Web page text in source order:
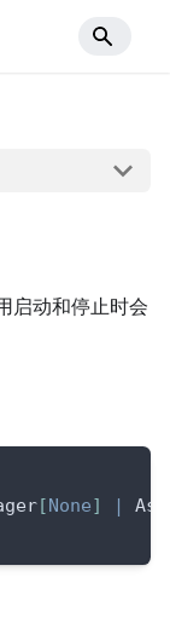
启动和停止时会
[None] |